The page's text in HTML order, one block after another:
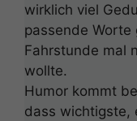
wirklich viel
passende
Fahrstunde mal
wollte.
Humor kommt
dass wichtigste,